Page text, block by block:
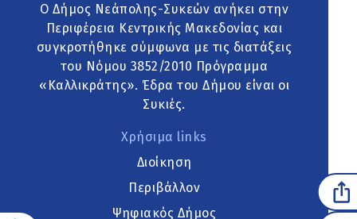
Ο Δήμος Νεάπολης-Συκεών ανήκει στην
Περιφέρεια Κεντρικής Μακεδονίας και
συγκροτήθηκε σύμφωνα με τις διατάξεις
του Νόμου 3852/2010 Πρόγραμμα
«Καλλικράτης». Έδρα του Δήμου είναι οι
Συκιές.
Χρήσιμα links
Διοίκηση
Περιβάλλον
Ψηφιακός Δήμος